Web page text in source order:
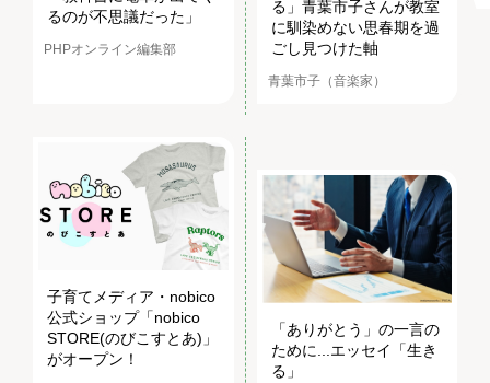
るのが不思議だった」
PHPオンライン編集部
る」青葉市子さんが教室
に馴染めない思春期を過
ごし見つけた軸
青葉市子（音楽家）
子育てメディア・nobico
公式ショップ「nobico
STORE(のびこすとあ)」
がオープン！
「ありがとう」の一言の
ために...エッセイ「生き
る」